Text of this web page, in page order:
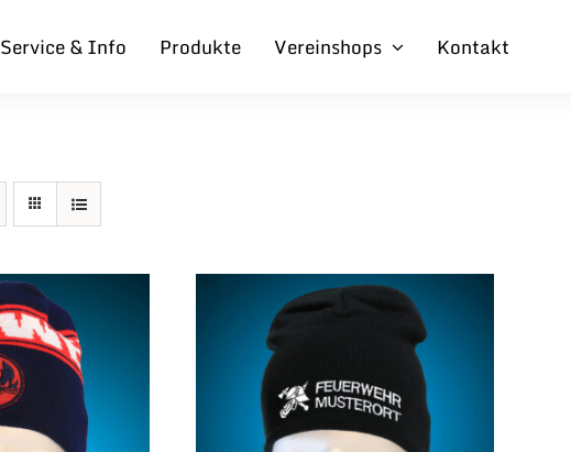
Service & Info Produkte Vereinshops Kontakt